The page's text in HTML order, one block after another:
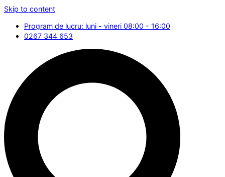
Skip to content
Program de lucru: luni - vineri 08:00 - 16:00
0267 344 653